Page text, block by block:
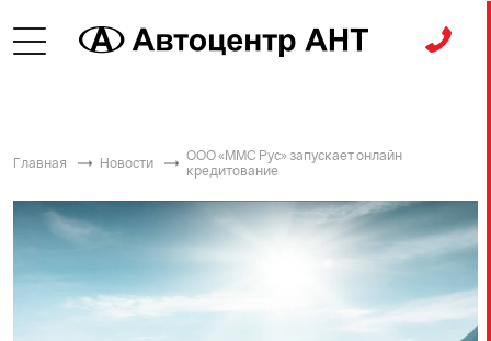
Главная Новости
ООО «ММС Рус» запускает онлайн
кредитование